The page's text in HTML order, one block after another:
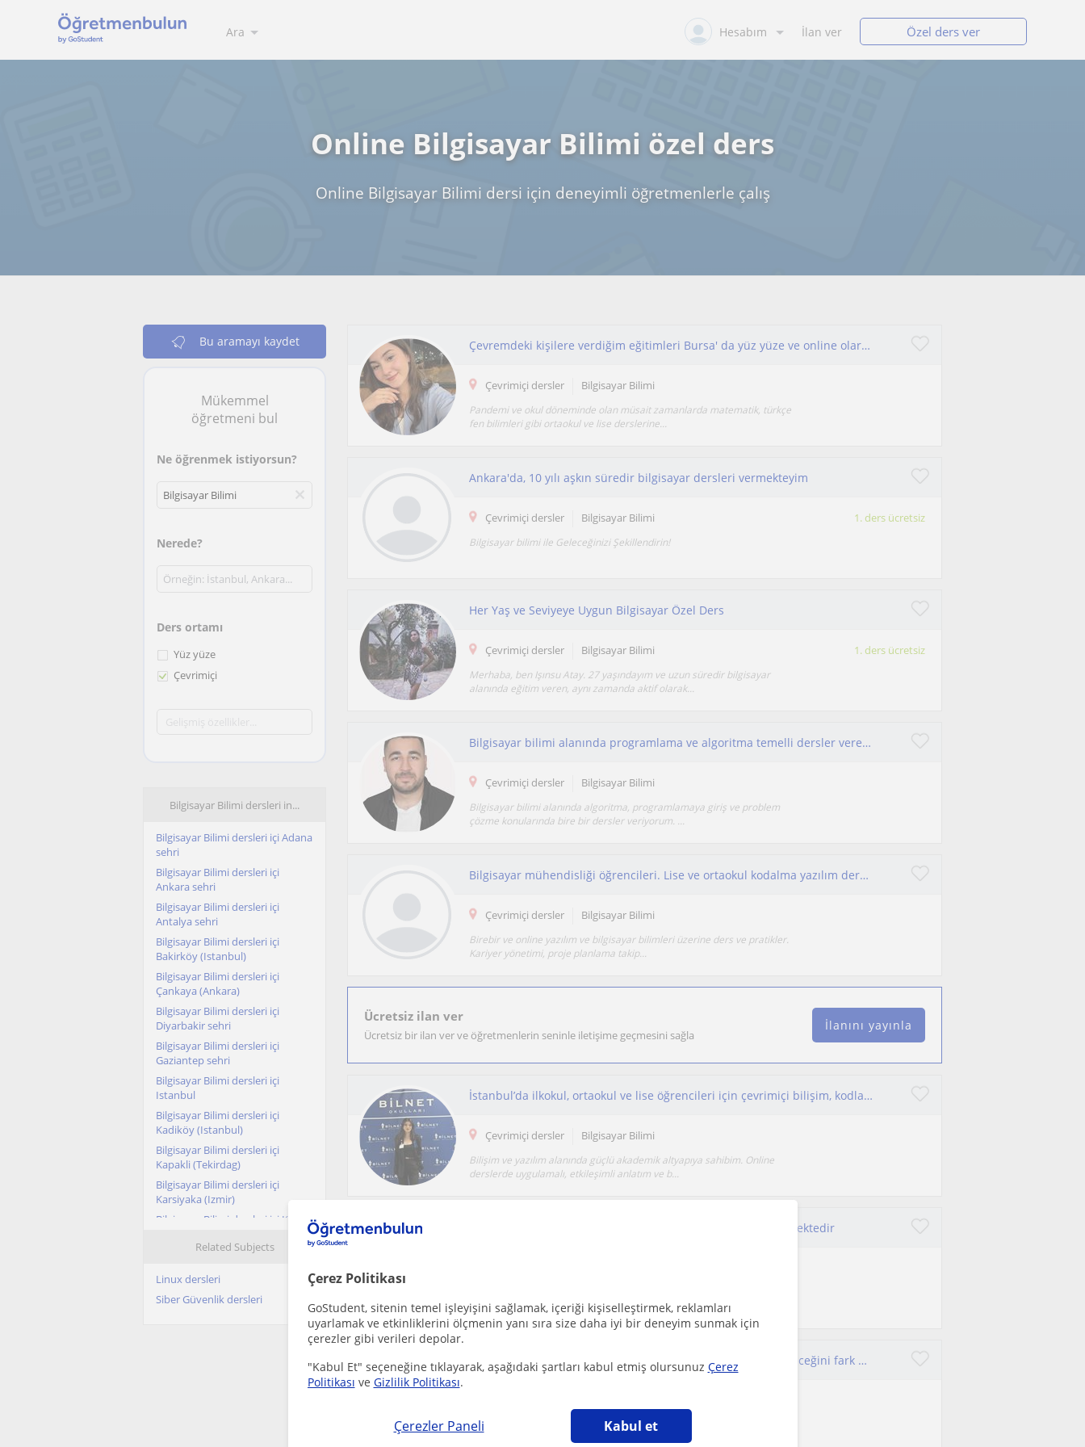
Çerez Politikası
GoStudent, sitenin temel işleyişini sağlamak, içeriği kişiselleştirmek, reklamları
uyarlamak ve etkinliklerini ölçmenin yanı sıra size daha iyi bir deneyim sunmak için
çerezler gibi verileri depolar.
"Kabul Et" seçeneğine tıklayarak, aşağıdaki şartları kabul etmiş olursunuz Çerez
Politikası ve Gizlilik Politikası.
Çerezler Paneli Kabul et
Ara Hesabım İlan ver Özel ders ver
Online Bilgisayar Bilimi özel ders
Online Bilgisayar Bilimi dersi için deneyimli öğretmenlerle çalış
Bu aramayı kaydet
Mükemmel
öğretmeni bul
Ne öğrenmek istiyorsun?
Nerede?
Ders ortamı
Yüz yüze
Çevrimiçi
Bilgisayar Bilimi dersleri in...
Bilgisayar Bilimi dersleri içi Adana
sehri
Bilgisayar Bilimi dersleri içi
Ankara sehri
Bilgisayar Bilimi dersleri içi
Antalya sehri
Bilgisayar Bilimi dersleri içi
Bakirköy (Istanbul)
Bilgisayar Bilimi dersleri içi
Çankaya (Ankara)
Bilgisayar Bilimi dersleri içi
Diyarbakir sehri
Bilgisayar Bilimi dersleri içi
Gaziantep sehri
Bilgisayar Bilimi dersleri içi
Istanbul
Bilgisayar Bilimi dersleri içi
Kadiköy (Istanbul)
Bilgisayar Bilimi dersleri içi
Kapakli (Tekirdag)
Bilgisayar Bilimi dersleri içi
Karsiyaka (Izmir)
Bilgisayar Bilimi dersleri içi Konak
Bilgisayar Bilimi dersleri içi
Manisa sehri
Related Subjects
Linux dersleri
Siber Güvenlik dersleri
Çevremdeki kişilere verdiğim eğitimleri Bursa' da yüz yüze ve online olarak gerçekleştirdim. Ödevler ile takibini sağlamaktaydım.
Çevrimiçi dersler Bilgisayar Bilimi
Pandemi ve okul döneminde olan müsait zamanlarda matematik, türkçe
fen bilimleri gibi ortaokul ve lise derslerine...
Ankara'da, 10 yılı aşkın süredir bilgisayar dersleri vermekteyim
Çevrimiçi dersler Bilgisayar Bilimi 1. ders ücretsiz
Bilgisayar bilimi ile Geleceğinizi Şekillendirin!
Her Yaş ve Seviyeye Uygun Bilgisayar Özel Ders
Çevrimiçi dersler Bilgisayar Bilimi 1. ders ücretsiz
Merhaba, ben Işınsu Atay. 27 yaşındayım ve uzun süredir bilgisayar
alanında eğitim veren, aynı zamanda aktif olarak...
Bilgisayar bilimi alanında programlama ve algoritma temelli dersler veren, öğrenci odaklı bir öğretim elemanıyım.
Çevrimiçi dersler Bilgisayar Bilimi
Bilgisayar bilimi alanında algoritma, programlamaya giriş ve problem
çözme konularında bire bir dersler veriyorum. ...
Bilgisayar mühendisliği öğrencileri. Lise ve ortaokul kodalma yazılım dersleri.
Çevrimiçi dersler Bilgisayar Bilimi
Birebir ve online yazılım ve bilgisayar bilimleri üzerine ders ve pratikler.
Kariyer yönetimi, proje planlama takip...
Ücretsiz ilan ver
Ücretsiz bir ilan ver ve öğretmenlerin seninle iletişime geçmesini sağla
İlanını yayınla
İstanbul’da ilkokul, ortaokul ve lise öğrencileri için çevrimiçi bilişim, kodlama ve ev ödevi desteği sunan YTÜ mezunu öğretmen
Çevrimiçi dersler Bilgisayar Bilimi
Bilişim ve yazılım alanında güçlü akademik altyapıya sahibim. Online
derslerde uygulamalı, etkileşimli anlatım ve b...
vereceğim dersler her yaşta öğrenci skalasına göre genişlemektedir
öğrenme ile günümüz teknolojileri ile iç iç...
Sadece öğrenmek önemli değil. Önemli olan nasıl öğrenebileceğini fark etmek. Bu konuda sana yardımcı olmak için burdayım.
Birebir toplantılar, gelişim toplantıları, planlı ilerleme ve geri
bildirimlerle sadece eksikleri tamamlamakla kalm...